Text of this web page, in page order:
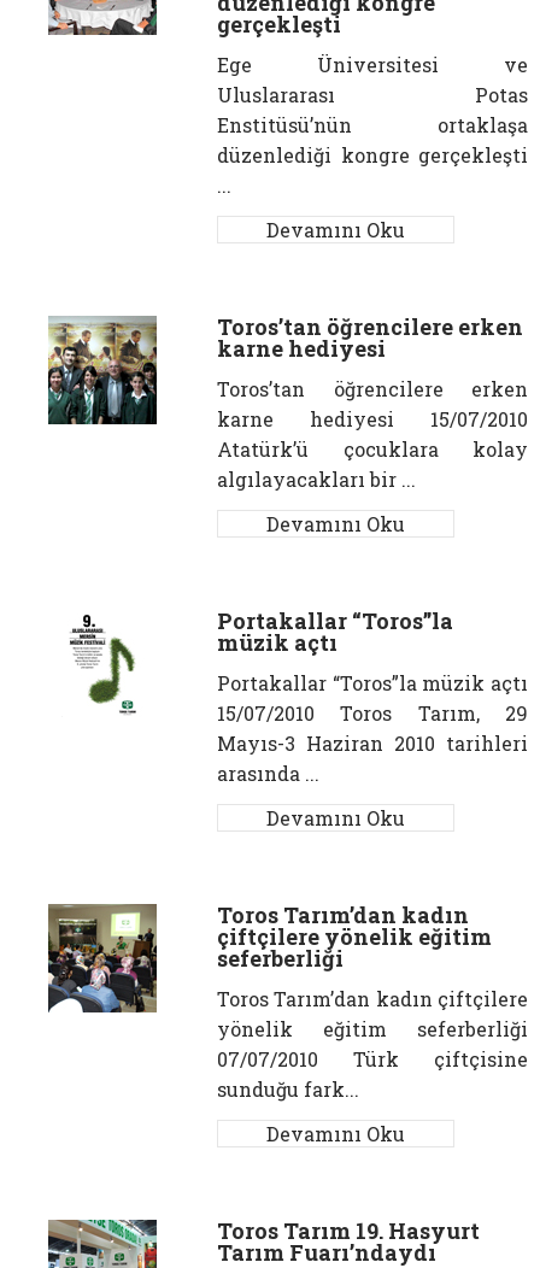
gerçekleşti
Ege Üniversitesi ve
Uluslararası Potas
Enstitüsü’nün ortaklaşa
düzenlediği kongre gerçekleşti
...
Devamını Oku
Toros’tan öğrencilere erken
karne hediyesi
Toros’tan öğrencilere erken
karne hediyesi 15/07/2010
Atatürk’ü çocuklara kolay
algılayacakları bir ...
Devamını Oku
Portakallar “Toros”la
müzik açtı
Portakallar “Toros”la müzik açtı
15/07/2010 Toros Tarım, 29
Mayıs-3 Haziran 2010 tarihleri
arasında ...
Devamını Oku
Toros Tarım’dan kadın
çiftçilere yönelik eğitim
seferberliği
Toros Tarım’dan kadın çiftçilere
yönelik eğitim seferberliği
07/07/2010 Türk çiftçisine
sunduğu fark...
Devamını Oku
Toros Tarım 19. Hasyurt
Tarım Fuarı’ndaydı